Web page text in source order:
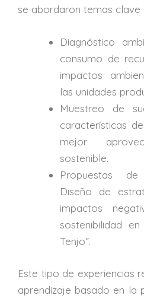
se abordaron temas clave
Diagnóstico
consumo de
impactos
las unidades
Muestreo de
características
mejor
sostenible.
Propuestas
Diseño de
impactos
sostenibilidad
Tenjo”.
Este tipo de experiencias
aprendizaje basado en la